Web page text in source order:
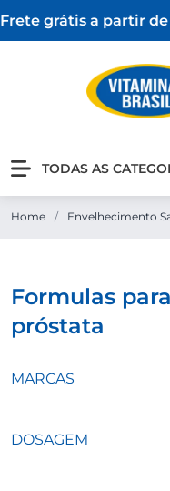
grátis a partir de
TODAS AS
Home / Envelhecimento
formulas para a
próstata
MARCAS
DOSAGEM